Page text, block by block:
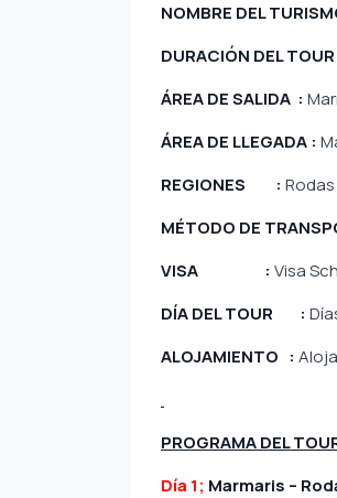
NOMBRE DEL
DURACIÓN DEL
ÁREA DE SALIDA :
ÁREA DE LLEGADA :
REGIONES :
MÉTODO DE
VISA : Visa
DÍA DEL TOUR :
ALOJAMIENTO :
PROGRAMA DEL
Día 1; Marmaris –